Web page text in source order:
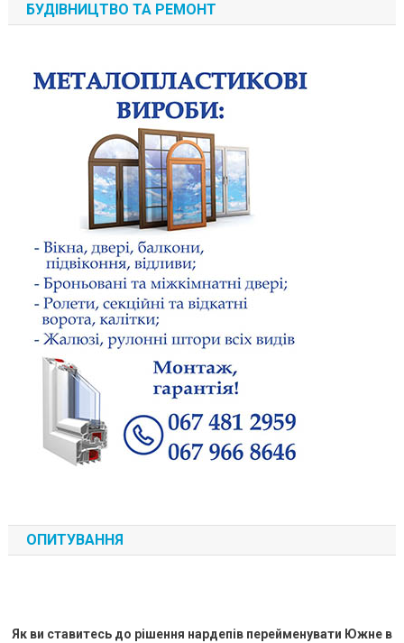
БУДІВНИЦТВО ТА РЕМОНТ
ОПИТУВАННЯ
Як ви ставитесь до рішення нардепів перейменувати Южне в